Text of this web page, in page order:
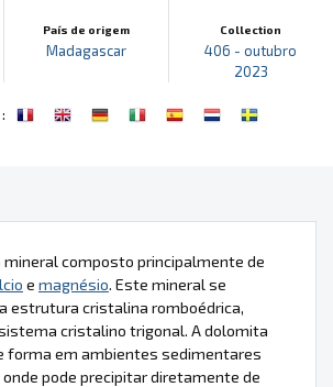
País de origem
Madagascar
Collection
406 - outubro
2023
:
mineral composto principalmente de
e magnésio. Este mineral se
estrutura cristalina romboédrica,
cristalino trigonal. A dolomita
forma em ambientes sedimentares
pode precipitar diretamente de